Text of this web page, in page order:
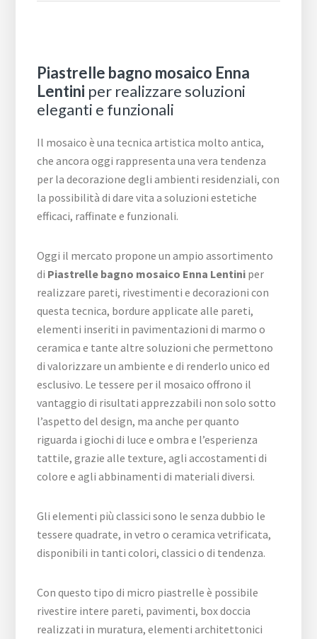
Piastrelle bagno mosaico Enna
Lentini per realizzare soluzioni
eleganti e funzionali
Il mosaico è una tecnica artistica molto antica,
che ancora oggi rappresenta una vera tendenza
per la decorazione degli ambienti residenziali, con
la possibilità di dare vita a soluzioni estetiche
efficaci, raffinate e funzionali.
Oggi il mercato propone un ampio assortimento
di Piastrelle bagno mosaico Enna Lentini per
realizzare pareti, rivestimenti e decorazioni con
questa tecnica, bordure applicate alle pareti,
elementi inseriti in pavimentazioni di marmo o
ceramica e tante altre soluzioni che permettono
di valorizzare un ambiente e di renderlo unico ed
esclusivo. Le tessere per il mosaico offrono il
vantaggio di risultati apprezzabili non solo sotto
l’aspetto del design, ma anche per quanto
riguarda i giochi di luce e ombra e l’esperienza
tattile, grazie alle texture, agli accostamenti di
colore e agli abbinamenti di materiali diversi.
Gli elementi più classici sono le senza dubbio le
tessere quadrate, in vetro o ceramica vetrificata,
disponibili in tanti colori, classici o di tendenza.
Con questo tipo di micro piastrelle è possibile
rivestire intere pareti, pavimenti, box doccia
realizzati in muratura, elementi architettonici